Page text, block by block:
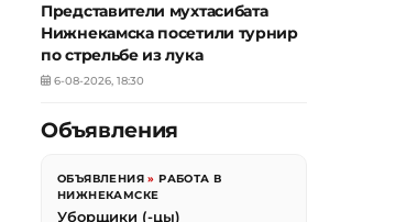
Представители мухтасибата
Нижнекамска посетили турнир
по стрельбе из лука
6-08-2026, 18:30
Объявления
ОБЪЯВЛЕНИЯ »РАБОТА В
НИЖНЕКАМСКЕ
Уборщики (-цы)